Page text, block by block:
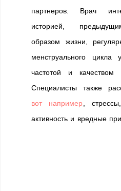
партнеров. Врач
историей,
образом жизни,
менструального
частотой и
Специалисты также
вот например ,
активность и вредные